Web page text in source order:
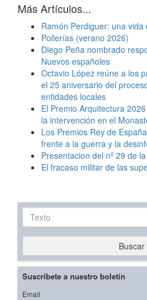
Más Artículos...
Ramón Perdiguer: una
Pollerías (verano 2026)
Diego Peña nombrado
Nuevos españoles
Octavio López reúne a los
el 25 aniversario del
entidades locales
El Premio Arquitectura
la intervención en el
Los Premios Rey de
frente a la guerra y la
Presentacion del nº 29 de
El fracaso militar de las
Texto
Buscar
Suscríbete a nuestro boletín
Email